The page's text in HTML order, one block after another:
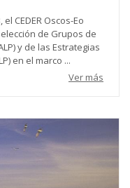
CEDER Oscos-Eo
de Grupos de
y de las Estrategias
en el marco ...
Ver más